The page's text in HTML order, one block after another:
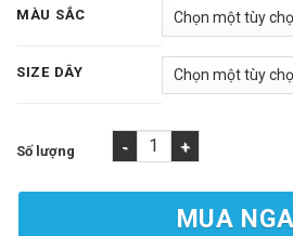
MÀU SẮC
SIZE DÂY
Khóa bướm dây da - Thay khóa
MUA